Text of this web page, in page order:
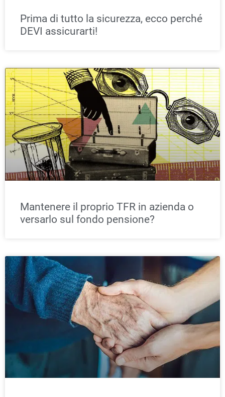
Prima di tutto la sicurezza, ecco perché
DEVI assicurarti!
Mantenere il proprio TFR in azienda o
versarlo sul fondo pensione?